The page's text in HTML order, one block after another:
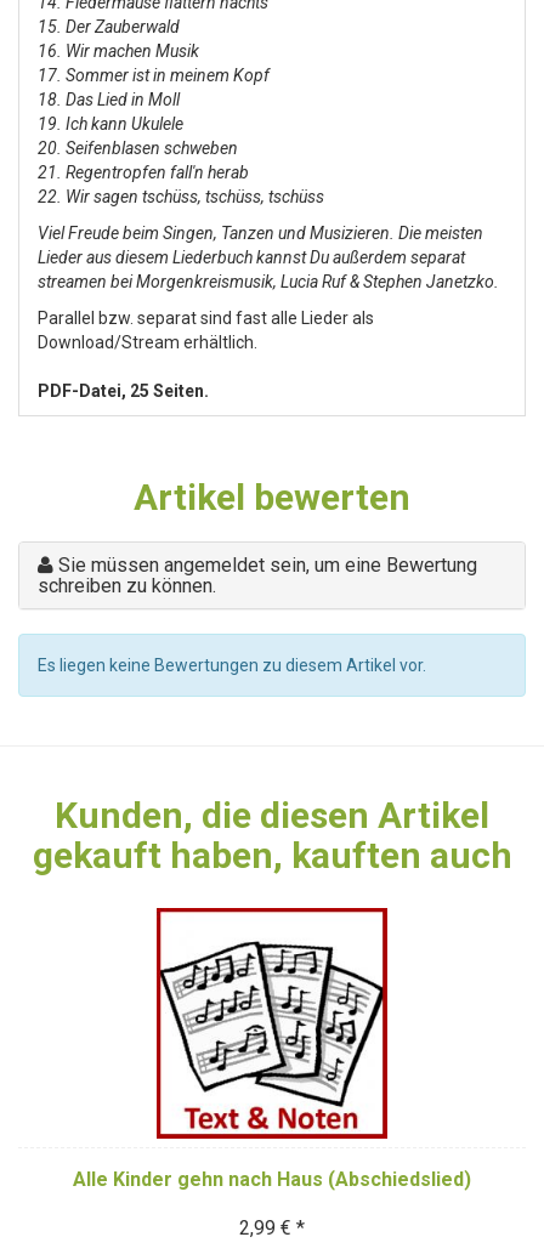
15. ⁠Der Zauberwald
16. ⁠Wir machen Musik
17. ⁠Sommer ist in meinem Kopf
18. ⁠Das Lied in Moll
19. ⁠Ich kann Ukulele
20. ⁠Seifenblasen schweben
21. ⁠Regentropfen fall'n herab
22. ⁠Wir sagen tschüss, tschüss, tschüss
Viel Freude beim Singen, Tanzen und Musizieren. Die meisten
Lieder aus diesem Liederbuch kannst Du außerdem separat
streamen bei Morgenkreismusik, Lucia Ruf & Stephen Janetzko.
Parallel bzw. separat sind fast alle Lieder als
Download/Stream erhältlich.
PDF-Datei, 25 Seiten.
Artikel bewerten
Sie müssen angemeldet sein, um eine Bewertung
schreiben zu können.
Es liegen keine Bewertungen zu diesem Artikel vor.
Kunden, die diesen Artikel
gekauft haben, kauften auch
Alle Kinder gehn nach Haus (Abschiedslied)
2,99 € *